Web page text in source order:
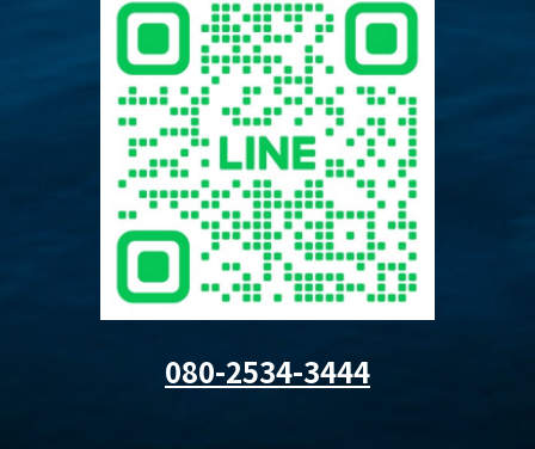
080-2534-3444